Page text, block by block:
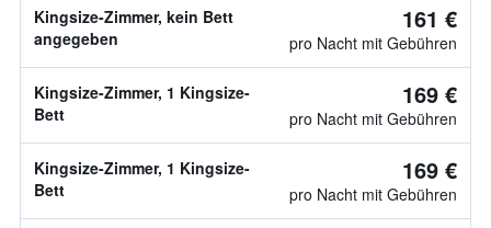
Kingsize-Zimmer, kein Bett
angegeben
161 €
pro Nacht mit Gebühren
Kingsize-Zimmer, 1 Kingsize-
Bett
169 €
pro Nacht mit Gebühren
Kingsize-Zimmer, 1 Kingsize-
Bett
169 €
pro Nacht mit Gebühren